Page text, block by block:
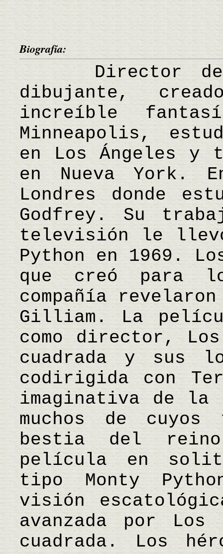
Biografía:
Director de
dibujante,
increíble
Minneapolis,
en Los Ángeles y
en Nueva York.
Londres donde
Godfrey. Su
televisión le
Python en 1969.
que creó para
compañía
Gilliam. La
como director,
cuadrada y sus
codirigida con
imaginativa de la
muchos de
bestia del
película en
tipo Monty
visión
avanzada por
cuadrada. Los